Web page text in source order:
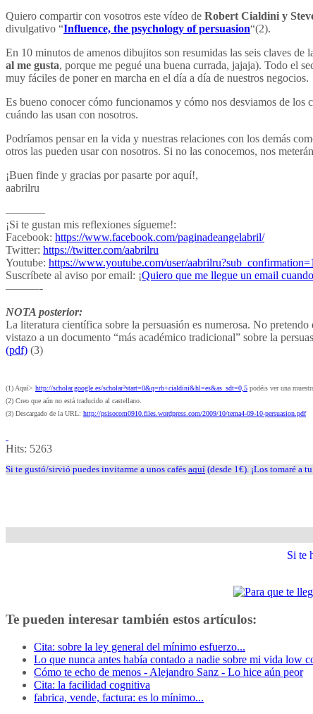
Quiero compartir con vosotros este vídeo de Robert Cialdini y
divulgativo “Influence, the psychology of persuasion“(2).
En 10 minutos de amenos dibujitos son resumidas las seis claves
al me gusta, porque me pegué una buena currada, jajaja). Todo el
muy fáciles de poner en marcha en el día a día de nuestros negocios.
Es bueno conocer cómo funcionamos y cómo nos desviamos de los
cuándo las usan con nosotros.
Podríamos pensar en la vida y nuestras relaciones con los demás
otros las pueden usar con nosotros. Si no las conocemos, nos
¡Buen finde y gracias por pasarte por aquí!,
aabrilru
———–
¡Si te gustan mis reflexiones sígueme!:
Facebook: https://www.facebook.com/paginadeangelabril/
Twitter: https://twitter.com/aabrilru
Youtube: https://www.youtube.com/user/aabrilru?sub_confirmation=1
Suscríbete al aviso por email: ¡Quiero que me llegue un email
———-
NOTA posterior:
La literatura científica sobre la persuasión es numerosa. No
vistazo a un documento “más académico tradicional” sobre la
(pdf) (3)
(1) Aquí> http://scholar.google.es/scholar?start=0&q=rb+cialdini&hl=es&as_sdt=0,5 podéis ver una
(2) Creo que aún no está traducido al castellano.
(3) Descargado de la URL: http://psisocom0910.files.wordpress.com/2009/10/tema4-09-10-persuasion.pdf
Hits: 5263
Si te gustó/sirvió puedes invitarme a unos cafés aquí (desde 1€). ¡Los tomaré a
Si te
Te pueden interesar también estos artículos:
Cita: sobre la ley general del mínimo esfuerzo...
Lo que nunca antes había contado a nadie sobre mi vida low
Cómo te echo de menos - Alejandro Sanz - Lo hice aún peor
Cita: la facilidad cognitiva
fabrica, vende, factura: es lo mínimo...